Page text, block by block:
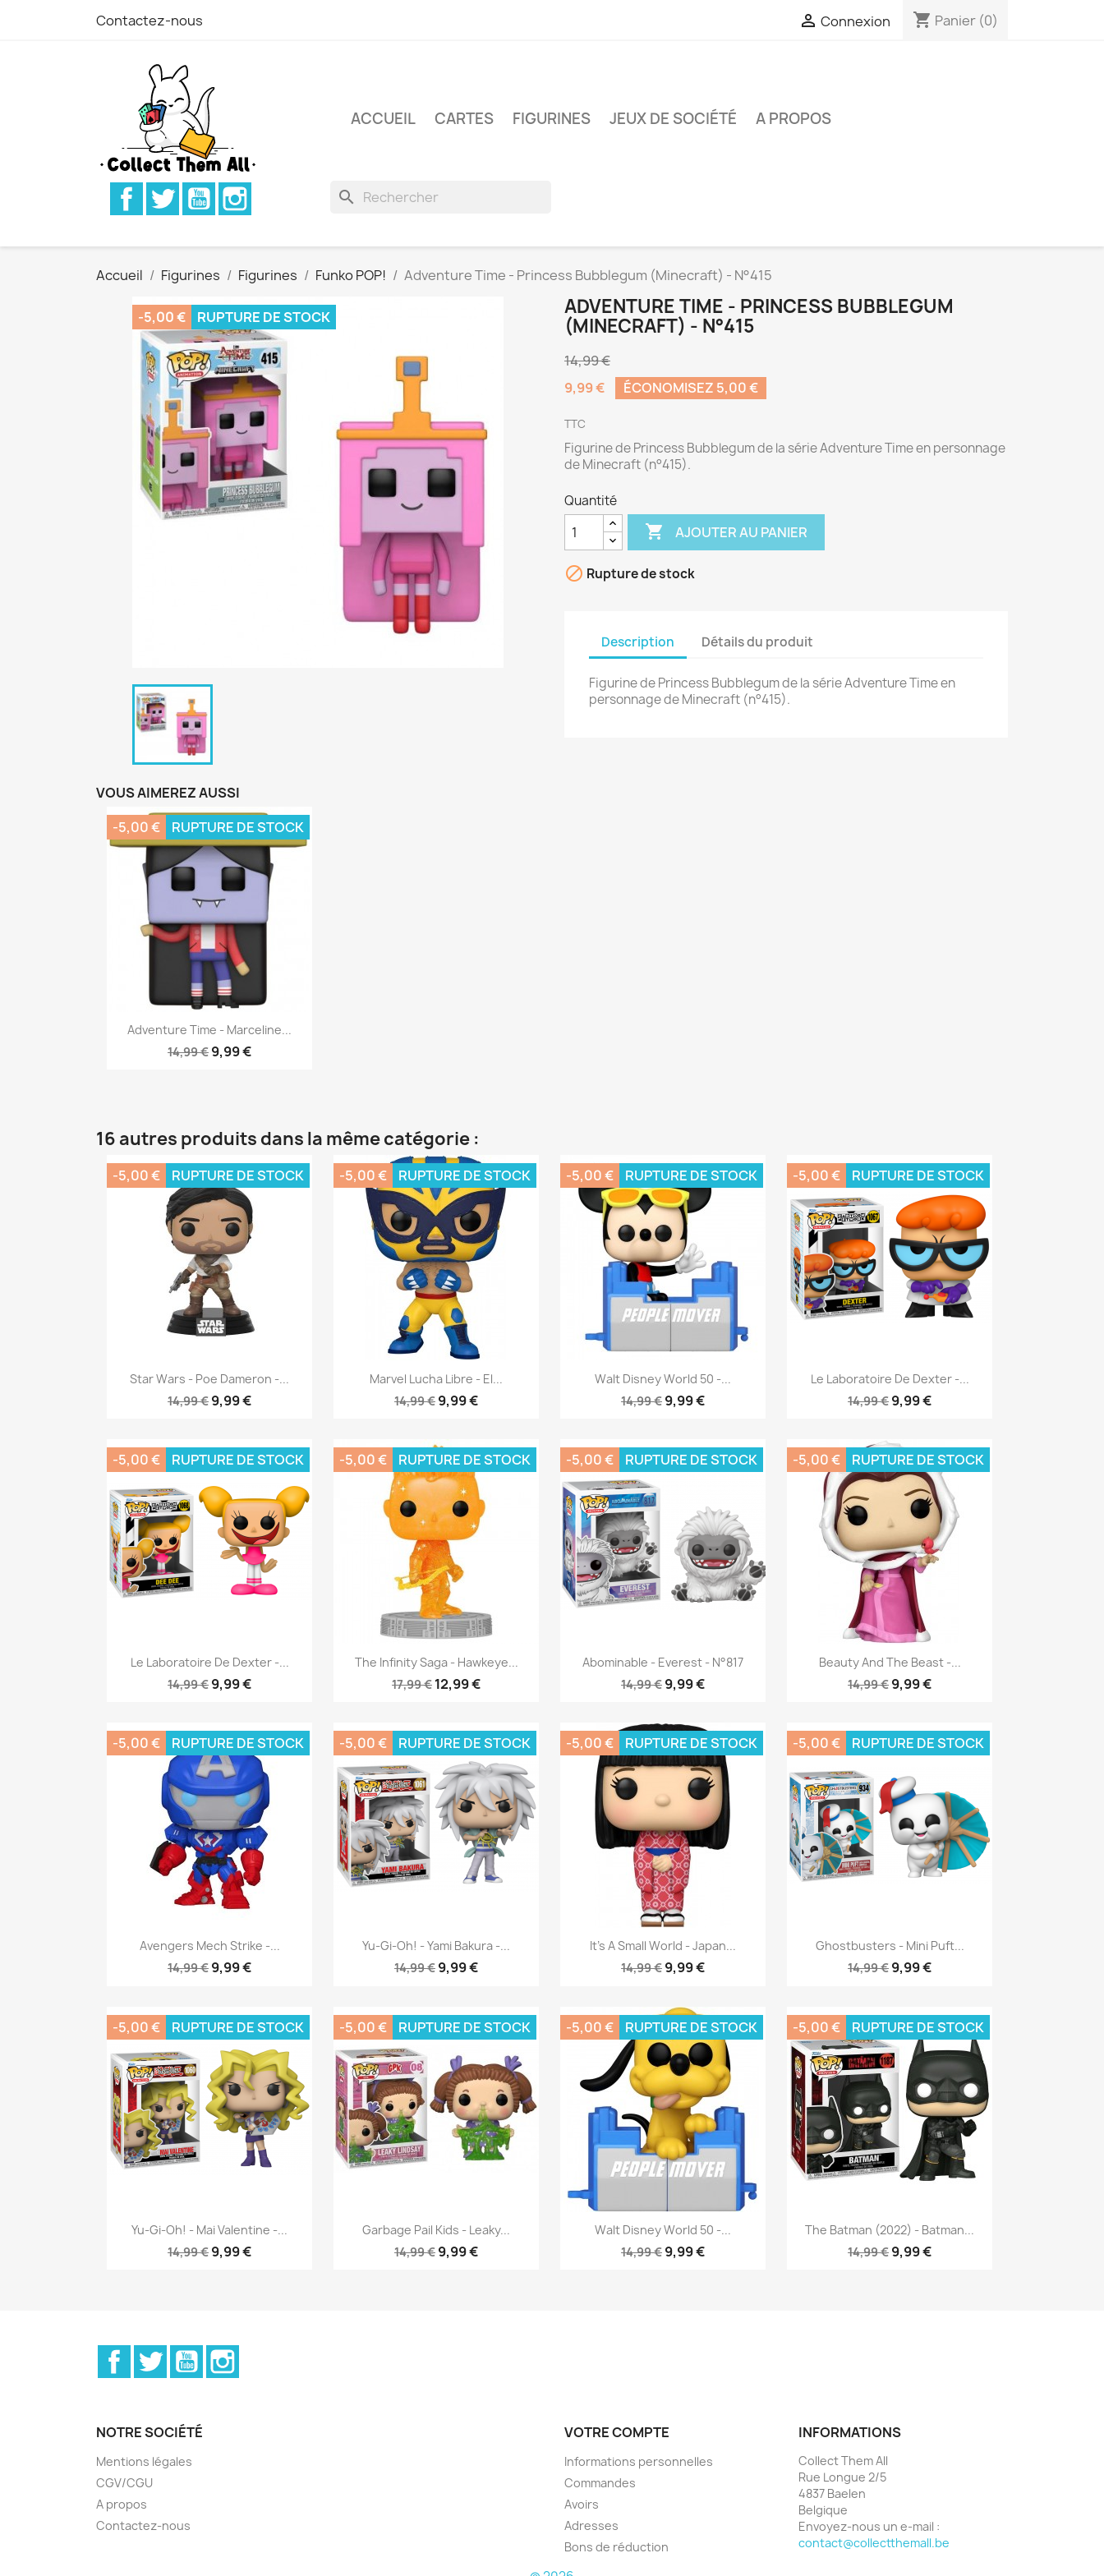
Contactez-nous  Connexion shopping_cart Panier (0)
ACCUEIL CARTES FIGURINES JEUX DE SOCIÉTÉ A PROPOS
FacebookTwitterYouTube search
Accueil Figurines Figurines Funko POP! Adventure Time - Princess Bubblegum (Minecraft) - N°415
-5,00 € RUPTURE DE STOCK
ADVENTURE TIME - PRINCESS BUBBLEGUM
(MINECRAFT) - N°415
14,99 €
9,99 €
ÉCONOMISEZ 5,00 €
TTC
Figurine de Princess Bubblegum de la série Adventure Time en personnage
de Minecraft (n°415).
Quantité
 AJOUTER AU PANIER
 Rupture de stock
Description Détails du produit
Figurine de Princess Bubblegum de la série Adventure Time en
personnage de Minecraft (n°415).
VOUS AIMEREZ AUSSI
Adventure Time - Marceline...
14,99 € 9,99 €
-5,00 € RUPTURE DE STOCK
Aperçu rapide
16 autres produits dans la même catégorie :
Star Wars - Poe Dameron -...
14,99 € 9,99 €
-5,00 € RUPTURE DE STOCK
Aperçu rapide
Marvel Lucha Libre - El...
14,99 € 9,99 €
-5,00 € RUPTURE DE STOCK
Aperçu rapide
Walt Disney World 50 -...
14,99 € 9,99 €
-5,00 € RUPTURE DE STOCK
Aperçu rapide
Le Laboratoire De Dexter -...
14,99 € 9,99 €
-5,00 € RUPTURE DE STOCK
Aperçu rapide
Le Laboratoire De Dexter -...
14,99 € 9,99 €
-5,00 € RUPTURE DE STOCK
Aperçu rapide
The Infinity Saga - Hawkeye...
17,99 € 12,99 €
-5,00 € RUPTURE DE STOCK
Aperçu rapide
Abominable - Everest - N°817
14,99 € 9,99 €
-5,00 € RUPTURE DE STOCK
Aperçu rapide
Beauty And The Beast -...
14,99 € 9,99 €
-5,00 € RUPTURE DE STOCK
Aperçu rapide
Avengers Mech Strike -...
14,99 € 9,99 €
-5,00 € RUPTURE DE STOCK
Aperçu rapide
Yu-Gi-Oh! - Yami Bakura -...
14,99 € 9,99 €
-5,00 € RUPTURE DE STOCK
Aperçu rapide
It's A Small World - Japan...
14,99 € 9,99 €
-5,00 € RUPTURE DE STOCK
Aperçu rapide
Ghostbusters - Mini Puft...
14,99 € 9,99 €
-5,00 € RUPTURE DE STOCK
Aperçu rapide
Yu-Gi-Oh! - Mai Valentine -...
14,99 € 9,99 €
-5,00 € RUPTURE DE STOCK
Aperçu rapide
Garbage Pail Kids - Leaky...
14,99 € 9,99 €
-5,00 € RUPTURE DE STOCK
Aperçu rapide
Walt Disney World 50 -...
14,99 € 9,99 €
-5,00 € RUPTURE DE STOCK
Aperçu rapide
The Batman (2022) - Batman...
14,99 € 9,99 €
-5,00 € RUPTURE DE STOCK
Aperçu rapide
FacebookTwitterYouTube
NOTRE SOCIÉTÉ
Mentions légales
CGV/CGU
A propos
Contactez-nous
VOTRE COMPTE
Informations personnelles
Commandes
Avoirs
Adresses
Bons de réduction
INFORMATIONS
Collect Them All
Rue Longue 2/5
4837 Baelen
Belgique
Envoyez-nous un e-mail :
contact@collectthemall.be